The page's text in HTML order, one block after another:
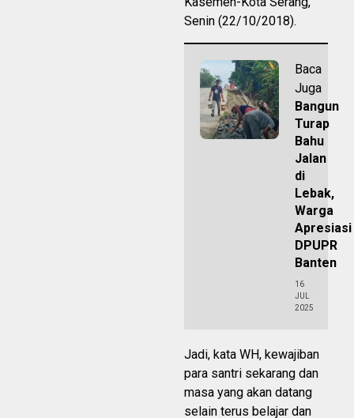
Senin (22/10/2018).
Baca
Juga
Bangun
Turap
Bahu
Jalan
di
Lebak,
Warga
Apresiasi
DPUPR
Banten
16
JUL
2025
Jadi, kata WH, kewajiban
para santri sekarang dan
masa yang akan datang
selain terus belajar dan